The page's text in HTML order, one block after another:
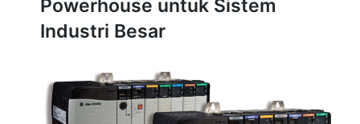
Powerhouse untuk Sistem
Industri Besar